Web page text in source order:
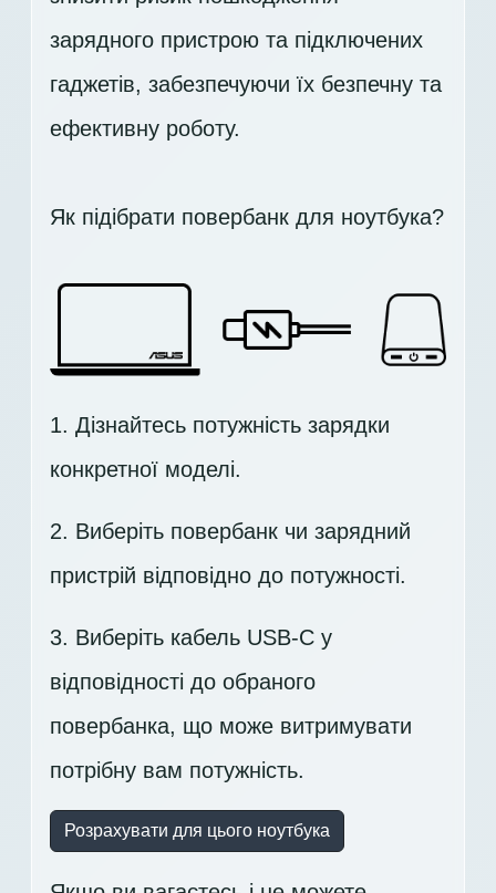
зарядного пристрою та підключених
гаджетів, забезпечуючи їх безпечну та
ефективну роботу.
Як підібрати повербанк для ноутбука?
1. Дізнайтесь потужність зарядки
конкретної моделі.
2. Виберіть повербанк чи зарядний
пристрій відповідно до потужності.
3. Виберіть кабель USB-C у
відповідності до обраного
повербанка, що може витримувати
потрібну вам потужність.
Розрахувати для цього ноутбука